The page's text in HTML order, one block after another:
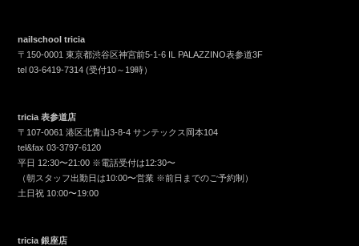
nailschool tricia
〒150-0001 東京都渋谷区神宮前5-1-6 IL PALAZZINO表参道3F
tel03-6419-7314 (受付10～19時）
tricia 表参道店
〒107-0061 港区北青山3-8-4 サンテックス岡本104
tel&fax03-3797-6120
平日 12:30〜21:00 ※電話受付は12:30〜
（朝スタッフ出勤日は10:00〜営業 ※前日までのご予約制）
土日祝 10:00〜19:00
tricia 銀座店